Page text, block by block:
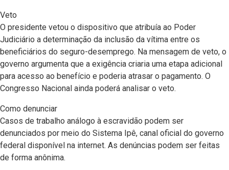
Veto
O presidente vetou o dispositivo que atribuía ao Poder
Judiciário a determinação da inclusão da vítima entre os
beneficiários do seguro-desemprego. Na mensagem de veto, o
governo argumenta que a exigência criaria uma etapa adicional
para acesso ao benefício e poderia atrasar o pagamento. O
Congresso Nacional ainda poderá analisar o veto.
Como denunciar
Casos de trabalho análogo à escravidão podem ser
denunciados por meio do Sistema Ipê, canal oficial do governo
federal disponível na internet. As denúncias podem ser feitas
de forma anônima.